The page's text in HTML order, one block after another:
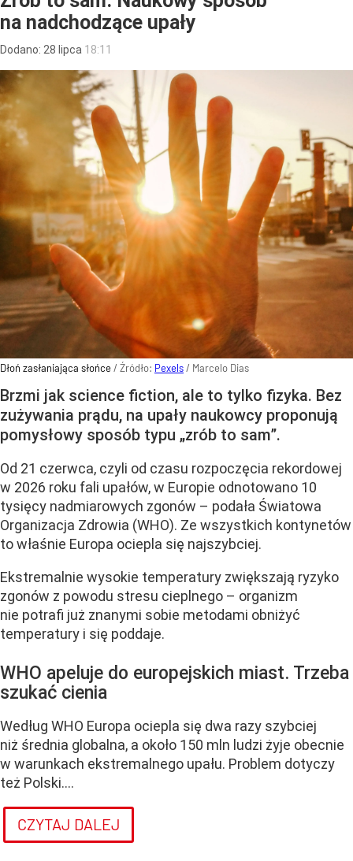
na nadchodzące upały
Dodano: 28 lipca 18:11
Dłoń zasłaniająca słońce/ Źródło: Pexels/ Marcelo Dias
Brzmi jak science fiction, ale to tylko fizyka. Bez
zużywania prądu, na upały naukowcy proponują
pomysłowy sposób typu „zrób to sam”.
Od 21 czerwca, czyli od czasu rozpoczęcia rekordowej
w 2026 roku fali upałów, w Europie odnotowano 10
tysięcy nadmiarowych zgonów – podała Światowa
Organizacja Zdrowia (WHO). Ze wszystkich kontynetów
to właśnie Europa ociepla się najszybciej.
Ekstremalnie wysokie temperatury zwiększają ryzyko
zgonów z powodu stresu cieplnego – organizm
nie potrafi już znanymi sobie metodami obniżyć
temperatury i się poddaje.
WHO apeluje do europejskich miast. Trzeba
szukać cienia
Według WHO Europa ociepla się dwa razy szybciej
niż średnia globalna, a około 150 mln ludzi żyje obecnie
w warunkach ekstremalnego upału. Problem dotyczy
też Polski....
CZYTAJ DALEJ